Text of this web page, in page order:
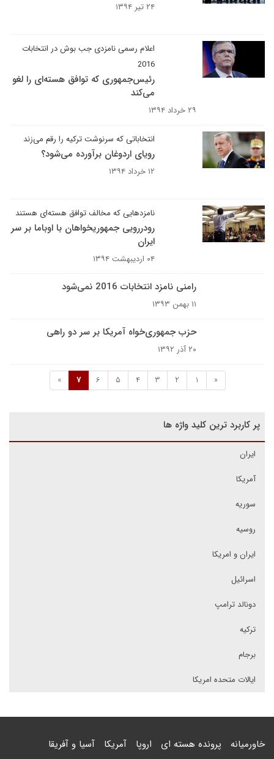
۲۴ تیر ۱۳۹۴
اعلام رسمی نامزدی جب بوش در انتخابات
2016
رئیس‌جمهوری که توافق هسته‌ای را لغو
می‌کند
۲۹ خرداد ۱۳۹۴
انتخاباتی که سرنوشت ترکیه را رقم می‌زند
رویای اردوغان برآورده می‌شود؟
۱۲ خرداد ۱۳۹۴
نامزدهایی که مخالف توافق هسته‌ای هستند
رودررویی جمهوریخواهان با اوباما بر سر
ایران
۰۴ اردیبهشت ۱۳۹۴
رامنی نامزد انتخابات 2016 نمی‌شود
۱۱ بهمن ۱۳۹۳
حزب جمهوری‌خواه آمریکا بر سر دو راهی
۲۰ آذر ۱۳۹۲
«
1
2
3
4
5
6
7
»
پر کاربرد ترین کلید واژه ها
ایران
آمریکا
سوریه
روسیه
ایران و امریکا
اسرائیل
دونالد ترامپ
ترکیه
برجام
ایالات متحده امریکا
خاورمیانه پرونده هسته ای اروپا آمریکا آسیا و آفریقا